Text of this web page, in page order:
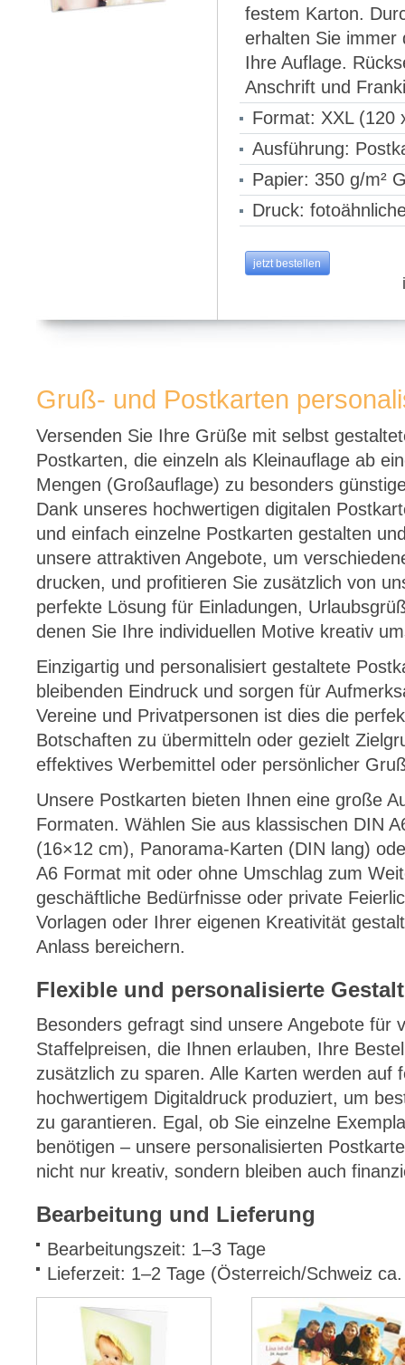
festem Karton.
erhalten Sie immer
Ihre Auflage.
Anschrift und
Format: XXL (120
Ausführung:
Papier: 350 g/m²
Druck:
jetzt bestellen
Gruß- und Postkarten
Versenden Sie Ihre Grüße mit selbst
Postkarten, die einzeln als Kleinauflage ab
Mengen (Großauflage) zu besonders
Dank unseres hochwertigen digitalen
und einfach einzelne Postkarten gestalten
unsere attraktiven Angebote, um
drucken, und profitieren Sie zusätzlich von
perfekte Lösung für Einladungen,
denen Sie Ihre individuellen Motive kreativ
Einzigartig und personalisiert gestaltete
bleibenden Eindruck und sorgen für
Vereine und Privatpersonen ist dies die
Botschaften zu übermitteln oder gezielt
effektives Werbemittel oder persönlicher
Unsere Postkarten bieten Ihnen eine große
Formaten. Wählen Sie aus klassischen DIN
(16×12 cm), Panorama-Karten (DIN lang)
A6 Format mit oder ohne Umschlag zum
geschäftliche Bedürfnisse oder private
Vorlagen oder Ihrer eigenen Kreativität
Anlass bereichern.
Flexible und personalisierte
Besonders gefragt sind unsere Angebote für
Staffelpreisen, die Ihnen erlauben, Ihre
zusätzlich zu sparen. Alle Karten werden auf
hochwertigem Digitaldruck produziert, um
zu garantieren. Egal, ob Sie einzelne
benötigen – unsere personalisierten
nicht nur kreativ, sondern bleiben auch
Bearbeitung und Lieferung
Bearbeitungszeit: 1–3 Tage
Lieferzeit: 1–2 Tage (Österreich/Schweiz